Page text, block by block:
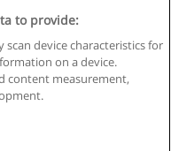
Educaedu
- CIF : B-95610580: -
to provide:
scan device characteristics for
on a device.
content measurement,